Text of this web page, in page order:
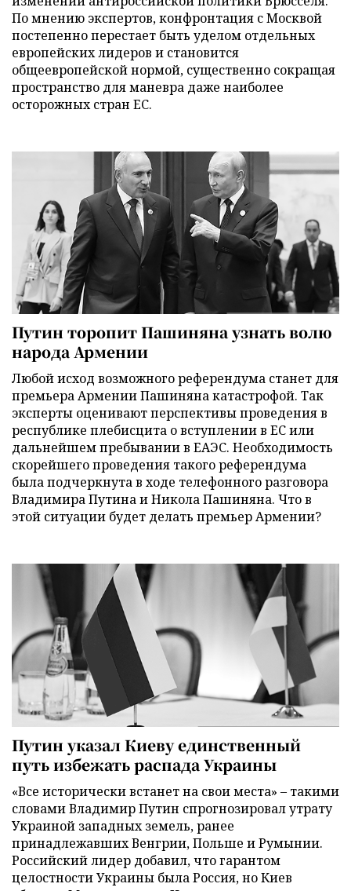
По мнению экспертов, конфронтация с Москвой
постепенно перестает быть уделом отдельных
европейских лидеров и становится
общеевропейской нормой, существенно сокращая
пространство для маневра даже наиболее
осторожных стран ЕС.
Путин торопит Пашиняна узнать волю
народа Армении
Любой исход возможного референдума станет для
премьера Армении Пашиняна катастрофой. Так
эксперты оценивают перспективы проведения в
республике плебисцита о вступлении в ЕС или
дальнейшем пребывании в ЕАЭС. Необходимость
скорейшего проведения такого референдума
была подчеркнута в ходе телефонного разговора
Владимира Путина и Никола Пашиняна. Что в
этой ситуации будет делать премьер Армении?
Путин указал Киеву единственный
путь избежать распада Украины
«Все исторически встанет на свои места» – такими
словами Владимир Путин спрогнозировал утрату
Украиной западных земель, ранее
принадлежавших Венгрии, Польше и Румынии.
Российский лидер добавил, что гарантом
целостности Украины была Россия, но Киев